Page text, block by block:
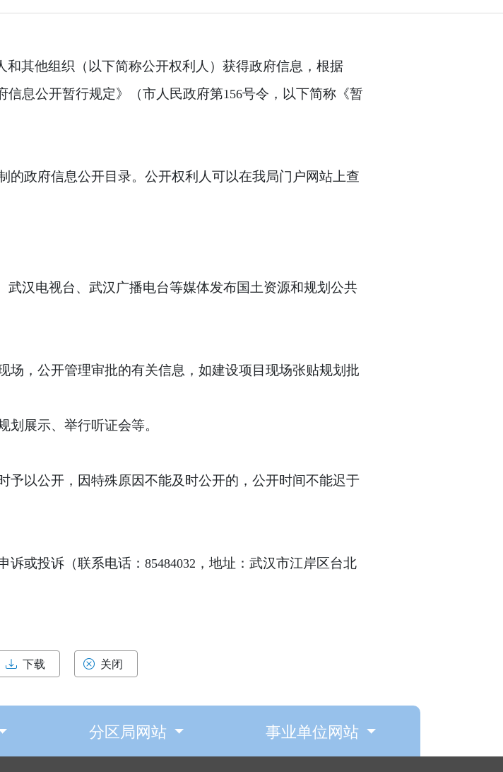
其他组织（以下简称公开权利人）获得政府信息，根据
信息公开暂行规定》（市人民政府第156号令，以下简称《暂
的政府信息公开目录。公开权利人可以在我局门户网站上查
武汉电视台、武汉广播电台等媒体发布国土资源和规划公共
场，公开管理审批的有关信息，如建设项目现场张贴规划批
划展示、举行听证会等。
予以公开，因特殊原因不能及时公开的，公开时间不能迟于
诉或投诉（联系电话：85484032 ，地址：武汉市江岸区台北
下载 关闭
分区局网站 事业单位网站